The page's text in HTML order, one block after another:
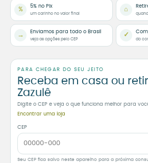
% 5% no Pix
um carinho no valor final
⌂
→ Enviamos para todo o Brasil
veja as opções pelo CEP
✓
do
PARA CHEGAR DO SEU JEITO
Receba em casa ou
Zazulê
Digite o CEP e veja o que funciona melhor para
Encontrar uma loja
CEP
Seu CEP fica salvo neste aparelho para a próxima